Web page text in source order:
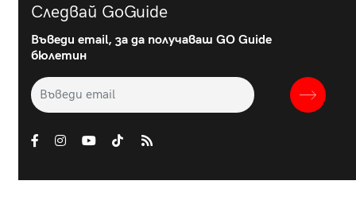
Следвай GoGuide
Въведи email, за да получаваш GO Guide
бюлетин